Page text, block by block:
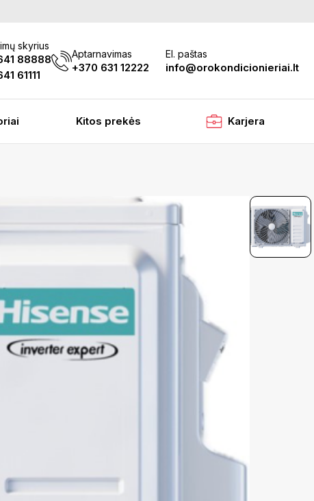
skyrius
88888
61111
Aptarnavimas
+370 631 12222
El. paštas
info@orokondicionieriai.lt
Kitos prekės Karjera